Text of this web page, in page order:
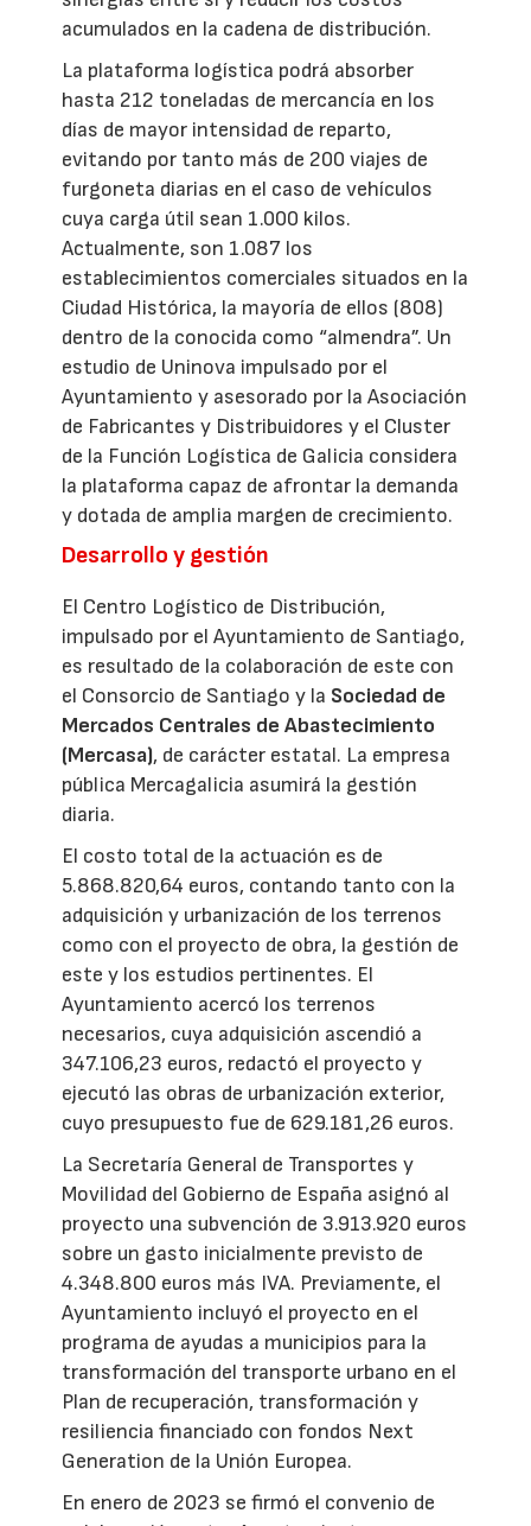
acumulados en la cadena de distribución.
La plataforma logística podrá absorber
hasta 212 toneladas de mercancía en los
días de mayor intensidad de reparto,
evitando por tanto más de 200 viajes de
furgoneta diarias en el caso de vehículos
cuya carga útil sean 1.000 kilos.
Actualmente, son 1.087 los
establecimientos comerciales situados en la
Ciudad Histórica, la mayoría de ellos (808)
dentro de la conocida como “almendra”. Un
estudio de Uninova impulsado por el
Ayuntamiento y asesorado por la Asociación
de Fabricantes y Distribuidores y el Cluster
de la Función Logística de Galicia considera
la plataforma capaz de afrontar la demanda
y dotada de amplia margen de crecimiento.
Desarrollo y gestión
El Centro Logístico de Distribución,
impulsado por el Ayuntamiento de Santiago,
es resultado de la colaboración de este con
el Consorcio de Santiago y la Sociedad de
Mercados Centrales de Abastecimiento
(Mercasa), de carácter estatal. La empresa
pública Mercagalicia asumirá la gestión
diaria.
El costo total de la actuación es de
5.868.820,64 euros, contando tanto con la
adquisición y urbanización de los terrenos
como con el proyecto de obra, la gestión de
este y los estudios pertinentes. El
Ayuntamiento acercó los terrenos
necesarios, cuya adquisición ascendió a
347.106,23 euros, redactó el proyecto y
ejecutó las obras de urbanización exterior,
cuyo presupuesto fue de 629.181,26 euros.
La Secretaría General de Transportes y
Movilidad del Gobierno de España asignó al
proyecto una subvención de 3.913.920 euros
sobre un gasto inicialmente previsto de
4.348.800 euros más IVA. Previamente, el
Ayuntamiento incluyó el proyecto en el
programa de ayudas a municipios para la
transformación del transporte urbano en el
Plan de recuperación, transformación y
resiliencia financiado con fondos Next
Generation de la Unión Europea.
En enero de 2023 se firmó el convenio de